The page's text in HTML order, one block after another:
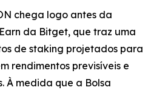
chega logo antes da
da Bitget, que traz uma
de staking projetados para
rendimentos previsíveis e
À medida que a Bolsa